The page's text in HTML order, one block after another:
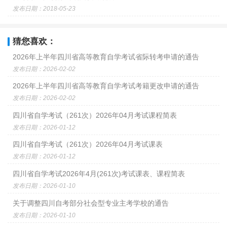
发布日期：2018-05-23
猜您喜欢：
2026年上半年四川省高等教育自学考试省际转考申请的通告
发布日期：2026-02-02
2026年上半年四川省高等教育自学考试考籍更改申请的通告
发布日期：2026-02-02
四川省自学考试（261次）2026年04月考试课程简表
发布日期：2026-01-12
四川省自学考试（261次）2026年04月考试课表
发布日期：2026-01-12
四川省自学考试2026年4月(261次)考试课表、课程简表
发布日期：2026-01-10
关于调整四川自考部分社会型专业主考学校的通告
发布日期：2026-01-10